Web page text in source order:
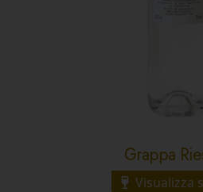
Grappa
Visualizza